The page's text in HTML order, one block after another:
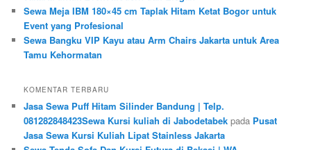
Sewa Meja IBM 180×45 cm Taplak Hitam Ketat Bogor untuk
Event yang Profesional
Sewa Bangku VIP Kayu atau Arm Chairs Jakarta untuk Area
Tamu Kehormatan
KOMENTAR TERBARU
Jasa Sewa Puff Hitam Silinder Bandung | Telp.
081282848423Sewa Kursi kuliah di Jabodetabek pada Pusat
Jasa Sewa Kursi Kuliah Lipat Stainless Jakarta